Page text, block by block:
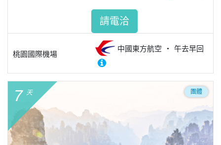
桃園國際機場
中國東方航空 午去早回
請電洽
7 天 團體